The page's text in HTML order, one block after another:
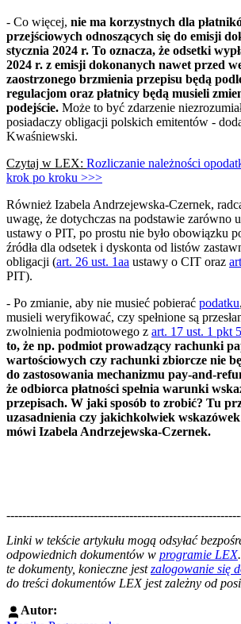
- Co więcej, nie ma korzystnych dla
przejściowych odnoszących się do emisji
stycznia 2024 r. To oznacza, że odsetki
2024 r. z emisji dokonanych nawet przed
zaostrzonego brzmienia przepisu będą
regulacjom oraz płatnicy będą musieli
podejście. Może to być zdarzenie
posiadaczy obligacji polskich emitentów -
Kwaśniewski.
Czytaj w LEX: Rozliczanie należności
krok po kroku >>>
Również Izabela Andrzejewska-Czernek,
uwagę, że dotychczas na podstawie zarówno
ustawy o PIT, po prostu nie było obowiązku
źródła dla odsetek i dyskonta od listów
obligacji (art. 26 ust. 1aa ustawy o CIT oraz
PIT).
- Po zmianie, aby nie musieć pobierać podatku
musieli weryfikować, czy spełnione są
zwolnienia podmiotowego z art. 17 ust. 1 pkt
to, że np. podmiot prowadzący rachunki
wartościowych czy rachunki zbiorcze nie
do zastosowania mechanizmu pay-and-
że odbiorca płatności spełnia warunki
przepisach. W jaki sposób to zrobić? Tu
uzasadnienia czy jakichkolwiek
mówi Izabela Andrzejewska-Czernek.
Linki w tekście artykułu mogą odsyłać
odpowiednich dokumentów w programie LEX
te dokumenty, konieczne jestzalogowanie się
do treści dokumentów LEX jest zależny od
Autor: